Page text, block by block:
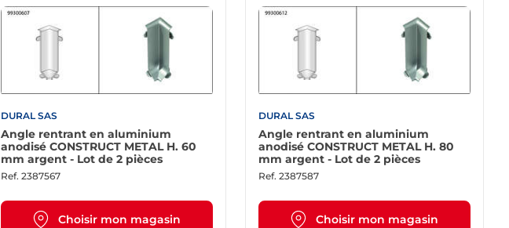
DURAL SAS
Angle rentrant en aluminium
anodisé CONSTRUCT METAL H. 60
mm argent - Lot de 2 pièces
Ref. 2387567
Choisir mon magasin
DURAL SAS
Angle rentrant en aluminium
anodisé CONSTRUCT METAL H. 80
mm argent - Lot de 2 pièces
Ref. 2387587
Choisir mon magasin